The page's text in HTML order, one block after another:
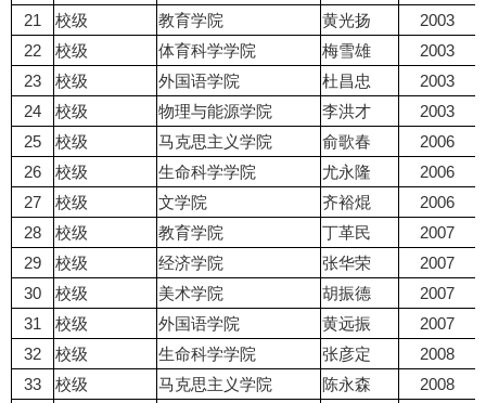
21
校级 教育学院 黄光扬
2003
22
校级 体育科学学院 梅雪雄
2003
23
校级 外国语学院 杜昌忠
2003
24
校级 物理与能源学院 李洪才
2003
25
校级 马克思主义学院 俞歌春
2006
26
校级 生命科学学院 尤永隆
2006
27
校级 文学院 齐裕焜
2006
28
校级 教育学院 丁革民
2007
29
校级 经济学院 张华荣
2007
30
校级 美术学院 胡振德
2007
31
校级 外国语学院 黄远振
2007
32
校级 生命科学学院 张彦定
2008
33
校级 马克思主义学院 陈永森
2008